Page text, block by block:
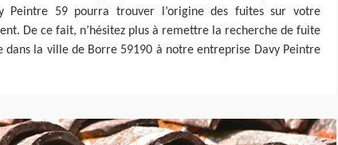
Peintre 59 pourra trouver l’origine des fuites sur votre
De ce fait, n’hésitez plus à remettre la recherche de fuite
dans la ville de Borre 59190 à notre entreprise Davy Peintre